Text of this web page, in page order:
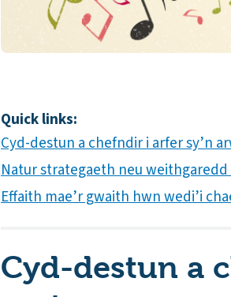
Quick links:
Cyd-destun a chefndir i arfer sy’n
Natur strategaeth neu
Effaith mae’r gwaith hwn wedi’i
Cyd-destun a